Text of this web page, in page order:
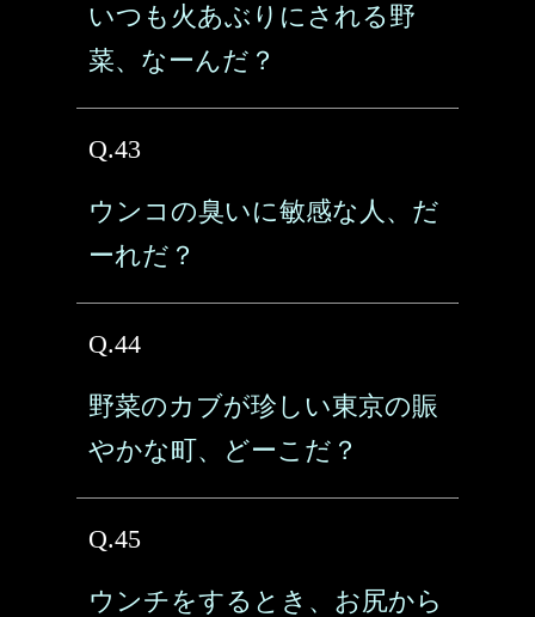
いつも火あぶりにされる野
菜、なーんだ？
Q.43
ウンコの臭いに敏感な人、だ
ーれだ？
Q.44
野菜のカブが珍しい東京の賑
やかな町、どーこだ？
Q.45
ウンチをするとき、お尻から